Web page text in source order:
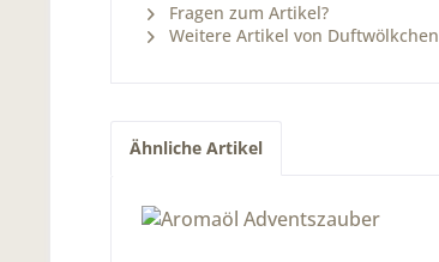
Fragen zum Artikel?
Weitere Artikel von Duftwölkchen
Ähnliche Artikel